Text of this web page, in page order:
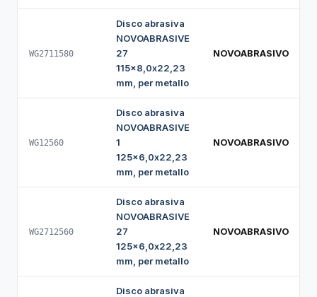
WG2711580
Disco abrasiva
NOVOABRASIVE
27
115x8,0x22,23
mm, per metallo
NOVOABRASIVO
WG12560
Disco abrasiva
NOVOABRASIVE
1
125x6,0x22,23
mm, per metallo
NOVOABRASIVO
WG2712560
Disco abrasiva
NOVOABRASIVE
27
125x6,0x22,23
mm, per metallo
NOVOABRASIVO
Disco abrasiva